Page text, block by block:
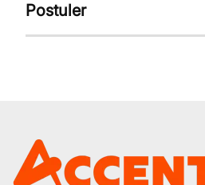
Postuler